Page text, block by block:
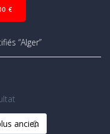
€
“Alger”